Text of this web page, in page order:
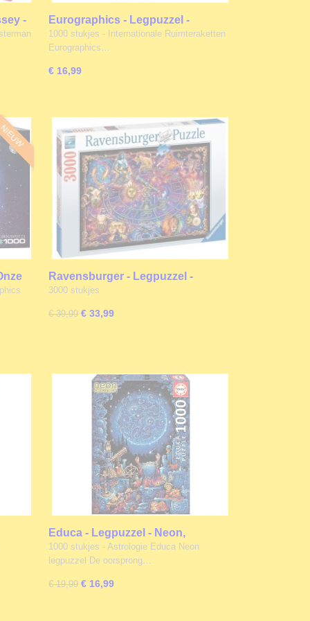
-
Eurographics - Legpuzzel -
Internationale Ruimteraketten -
1000 stukjes
1000 stukjes - Internationale Ruimteraketten
Eurographics…
€ 16,99
Ravensburger - Legpuzzel -
Sterrenbeelden - 3000 stukjes
3000 stukjes
€ 39,99 € 33,99
Educa - Legpuzzel - Neon,
Astrologie - 1000 stukjes
1000 stukjes - Astrologie Educa Neon
legpuzzel De oorsprong…
€ 19,99 € 16,99